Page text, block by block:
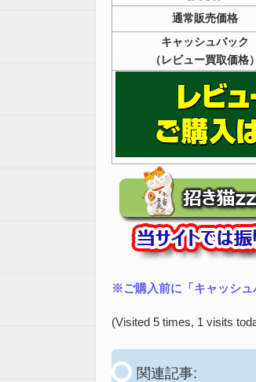
通常販売価格
キャッシュバック
（レビュー買取価格）
※ご購入前に「キャッシュ
(Visited 5 times, 1 visits
関連記事: